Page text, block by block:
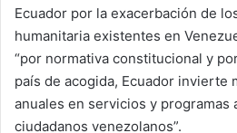
Ecuador por la exacerbación de
humanitaria existentes en
“por normativa constitucional y
país de acogida, Ecuador invierte
anuales en servicios y programas
ciudadanos venezolanos”.